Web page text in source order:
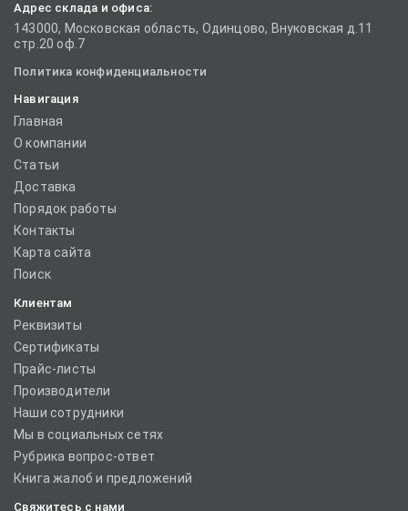
Адрес склада и офиса:
143000, Московская область, Одинцово, Внуковская д.11
стр.20 оф.7
Политика конфиденциальности
Навигация
Главная
О компании
Статьи
Доставка
Порядок работы
Контакты
Карта сайта
Поиск
Клиентам
Реквизиты
Сертификаты
Прайс-листы
Производители
Наши сотрудники
Мы в социальных сетях
Рубрика вопрос-ответ
Книга жалоб и предложений
Свяжитесь с нами